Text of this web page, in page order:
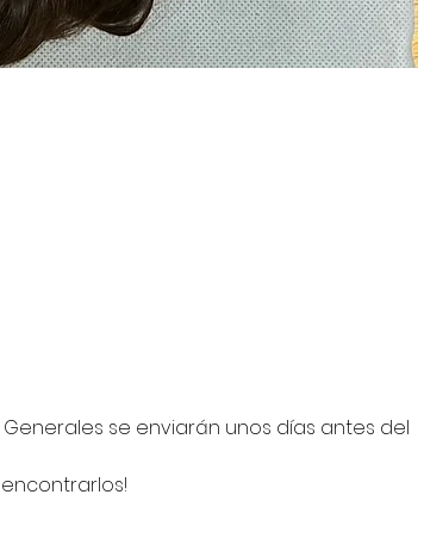
se enviarán unos días antes del
encontrarlos!